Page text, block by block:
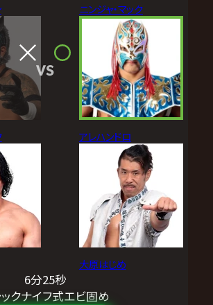
VS
ニンジャ・マック
アレハンドロ
大原はじめ
6分25秒
クナイフ式エビ固め